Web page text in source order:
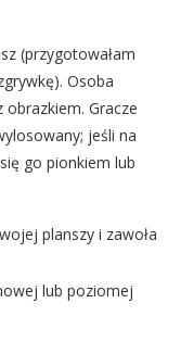
(przygotowałam
Osoba
Gracze
jeśli na
go pionkiem lub
planszy i zawoła
lub poziomej